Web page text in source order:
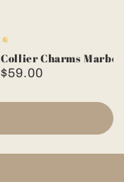
Doré
Collier Charms
Prix
$59.00